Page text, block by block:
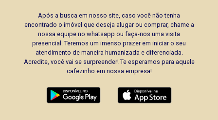
Após a busca em nosso site, caso você não tenha
encontrado o imóvel que deseja alugar ou comprar, chame a
nossa equipe no whatsapp ou faça-nos uma visita
presencial. Teremos um imenso prazer em iniciar o seu
atendimento de maneira humanizada e diferenciada.
Acredite, você vai se surpreender! Te esperamos para aquele
cafezinho em nossa empresa!